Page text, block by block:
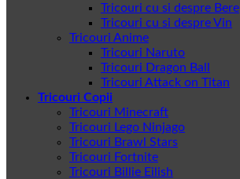
Tricouri cu si despre Bere
Tricouri cu si despre Vin
Tricouri Anime
Tricouri Naruto
Tricouri Dragon Ball
Tricouri Attack on Titan
Tricouri Copii
Tricouri Minecraft
Tricouri Lego Ninjago
Tricouri Brawl Stars
Tricouri Fortnite
Tricouri Billie Eilish